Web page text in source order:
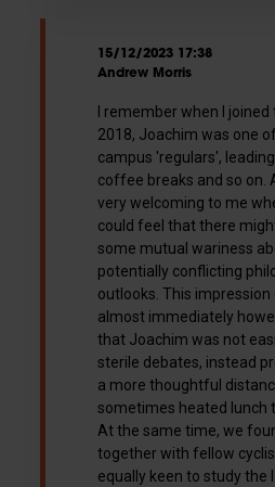
15/12/2023 17:38
Andrew Morris
I remember when I joined
2018, Joachim was one
campus 'regulars',
coffee breaks and so on.
very welcoming to me
could feel that there
some mutual wariness
potentially conflicting
outlooks. This impression
almost immediately
that Joachim was not
sterile debates, instead
a more thoughtful
sometimes heated lunch
At the same time, we
together with fellow
equally keen to study the